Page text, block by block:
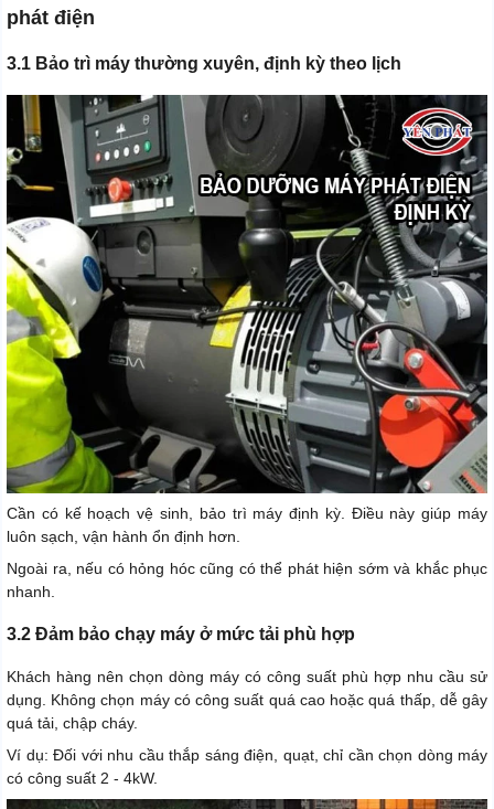
phát điện
3.1 Bảo trì máy thường xuyên, định kỳ theo lịch
Cần có kế hoạch vệ sinh, bảo trì máy định kỳ. Điều này giúp máy
luôn sạch, vận hành ổn định hơn.
Ngoài ra, nếu có hỏng hóc cũng có thể phát hiện sớm và khắc phục
nhanh.
3.2 Đảm bảo chạy máy ở mức tải phù hợp
Khách hàng nên chọn dòng máy có công suất phù hợp nhu cầu sử
dụng. Không chọn máy có công suất quá cao hoặc quá thấp, dễ gây
quá tải, chập cháy.
Ví dụ: Đối với nhu cầu thắp sáng điện, quạt, chỉ cần chọn dòng máy
có công suất 2 - 4kW.